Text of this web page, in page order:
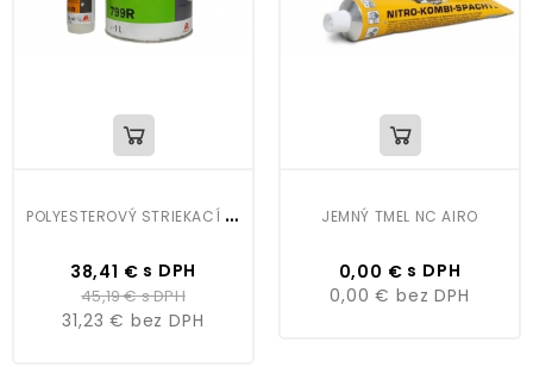
P
OLYESTEROVÝ STRIEKACÍ TMEL CROMAX 799R
Cena
38,41 € s DPH
45,19 €s DPH
31,23 € bez DPH
JEMNÝ TMEL NC AIRO
Cena
0,00 € s DPH
0,00 € bez DPH